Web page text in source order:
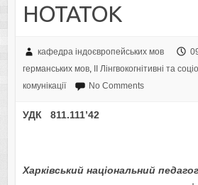
НОТАТОК
кафедра індоєвропейських мов
германських мов,
IІ Лінгвокогнітивні та
комунікації
No Comments
УДК 811.111’42
Харківський національний